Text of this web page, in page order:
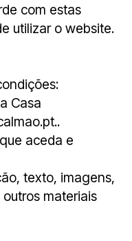
com estas
utilizar o website.
Casa
aceda e
texto, imagens,
materiais